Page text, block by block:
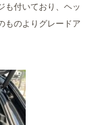
も付いており、ヘッ
ものよりグレードア